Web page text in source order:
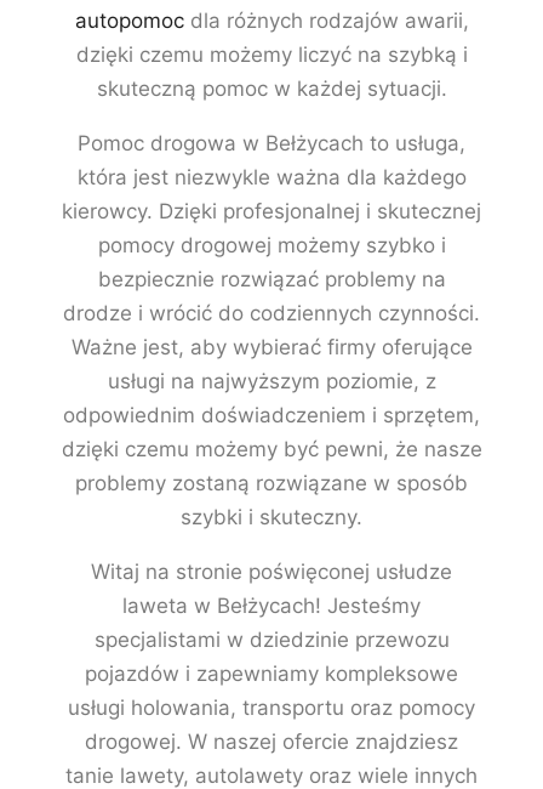
autopomocdla różnych rodzajów awarii,
dzięki czemu możemy liczyć na szybką i
skuteczną pomoc w każdej sytuacji.
Pomoc drogowa w Bełżycach to usługa,
która jest niezwykle ważna dla każdego
kierowcy. Dzięki profesjonalnej i skutecznej
pomocy drogowej możemy szybko i
bezpiecznie rozwiązać problemy na
drodze i wrócić do codziennych czynności.
Ważne jest, aby wybierać firmy oferujące
usługi na najwyższym poziomie, z
odpowiednim doświadczeniem i sprzętem,
dzięki czemu możemy być pewni, że nasze
problemy zostaną rozwiązane w sposób
szybki i skuteczny.
Witaj na stronie poświęconej usłudze
laweta w Bełżycach! Jesteśmy
specjalistami w dziedzinie przewozu
pojazdów i zapewniamy kompleksowe
usługi holowania, transportu oraz pomocy
drogowej. W naszej ofercie znajdziesz
tanie lawety, autolawety oraz wiele innych